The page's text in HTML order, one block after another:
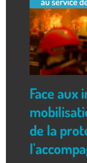
Face aux
de la